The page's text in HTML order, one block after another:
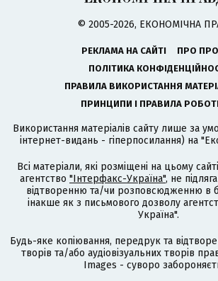
© 2005-2026, ЕКОНОМІЧНА
РЕКЛАМА НА САЙТІ
ПРО
ПОЛІТИКА
ПРАВИЛА ВИКОРИСТАННЯ
ПРИНЦИПИ І ПРАВИЛА
Використання матеріалів сайту лише за
інтернет-видань - гіперпосилання) на
Всі матеріали, які розміщені на цьому
агентство "Інтерфакс-Україна", не
відтворенню та/чи розповсюдженню в
інакше як з письмового дозволу
Україна".
Будь-яке копіювання, передрук та
творів та/або аудіовізуальних творів
Images - суворо